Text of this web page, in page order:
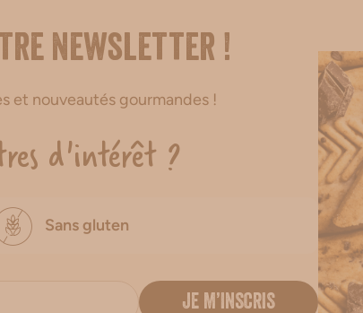
newsletter !
et nouveautés gourmandes !
d'intérêt ?
Sans gluten
JE M’INSCRIS